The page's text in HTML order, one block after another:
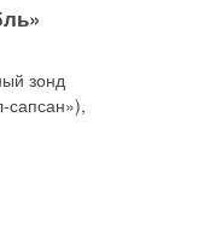
зонд
сапсан»),